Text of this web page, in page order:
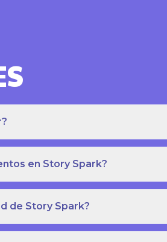
en Story Spark?
de Story Spark?